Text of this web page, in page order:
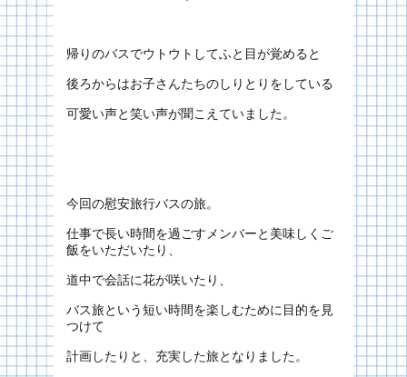
帰りのバスでウトウトしてふと目が覚めると
後ろからはお子さんたちのしりとりをしている
可愛い声と笑い声が聞こえていました。
今回の慰安旅行バスの旅。
仕事で長い時間を過ごすメンバーと美味しくご
飯をいただいたり、
道中で会話に花が咲いたり、
バス旅という短い時間を楽しむために目的を見
つけて
計画したりと、充実した旅となりました。